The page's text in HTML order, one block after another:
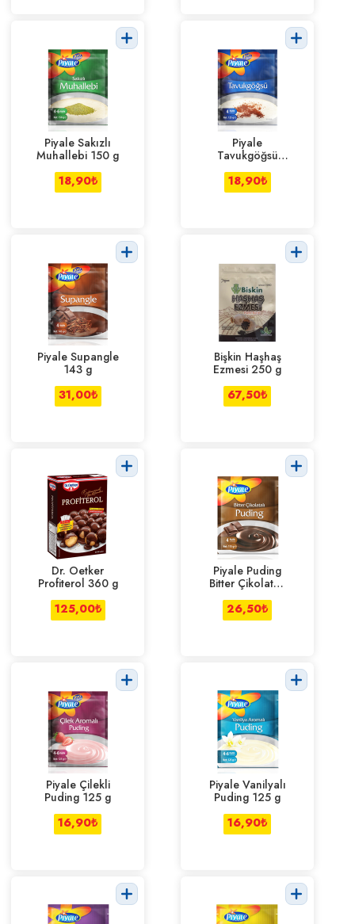
Piyale Sakızlı
Muhallebi 150 g
18,90₺
Piyale
Tavukgöğsü
125 g
18,90₺
Piyale Supangle
143 g
31,00₺
Bişkin Haşhaş
Ezmesi 250 g
67,50₺
Dr. Oetker
Profiterol 360 g
125,00₺
Piyale Puding
Bitter Çikolatalı
115 g
26,50₺
Piyale Çilekli
Puding 125 g
16,90₺
Piyale Vanilyalı
Puding 125 g
16,90₺